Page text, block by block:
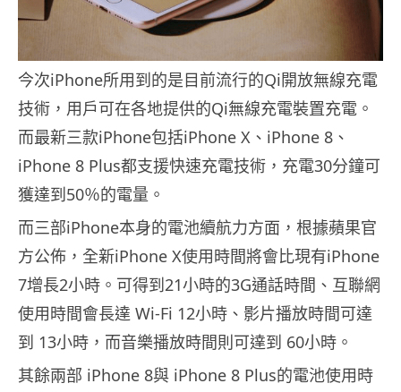
今次iPhone所用到的是目前流行的Qi開放無線充電
技術，用戶可在各地提供的Qi無線充電裝置充電。
而最新三款iPhone包括iPhone X、iPhone 8、
iPhone 8 Plus都支援快速充電技術，充電30分鐘可
獲達到50％的電量。
而三部iPhone本身的電池續航力方面，根據蘋果官
方公佈，全新iPhone X使用時間將會比現有iPhone
7增長2小時。可得到21小時的3G通話時間、互聯網
使用時間會長達 Wi-Fi 12小時、影片播放時間可達
到 13小時，而音樂播放時間則可達到 60小時。
其餘兩部 iPhone 8與 iPhone 8 Plus的電池使用時